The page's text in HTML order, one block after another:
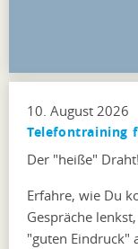
10. August 2026
Telefontraining
Der "heiße" Draht!
Erfahre, wie Du
Gespräche
"guten Eindruck"